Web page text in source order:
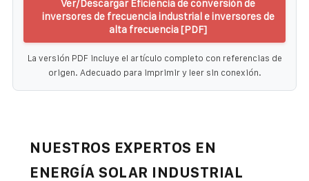
Ver/Descargar Eficiencia de conversión de
inversores de frecuencia industrial e inversores de
alta frecuencia [PDF]
La versión PDF incluye el artículo completo con referencias de
origen. Adecuado para imprimir y leer sin conexión.
NUESTROS EXPERTOS EN
ENERGÍA SOLAR INDUSTRIAL